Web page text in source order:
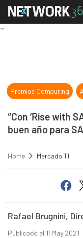
Premios Computing
“Con ‘Rise with
buen año para
Home Mercado TI
Rafael Brugnini,
Publicado el 11 May 2021